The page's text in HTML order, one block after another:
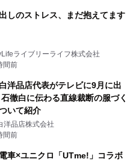
しのストレス、まだ抱えてます
ライブリーライフ株式会社
間前
洋品店代表がテレビに9月に出
徹白に伝わる直線裁断の服づく
いて紹介
洋品店株式会社
間前
車×ユニクロ「UTme!」コラボ